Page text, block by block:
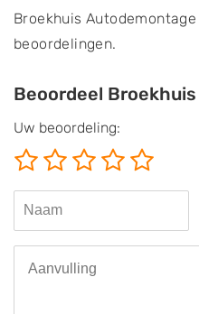
Broekhuis
beoordelingen.
Beoordeel
Uw beoordeling: